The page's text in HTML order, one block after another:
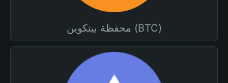
محفظة بيتكوين (BTC)